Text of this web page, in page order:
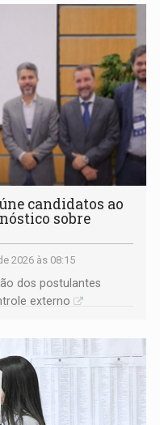
candidatos ao
sobre
2026 às 08:15
dos postulantes
externo